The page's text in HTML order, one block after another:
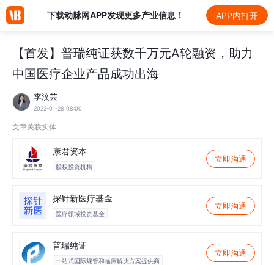
下载动脉网APP发现更多产业信息！ APP内打开
【首发】普瑞纯证获数千万元A轮融资，助力
中国医疗企业产品成功出海
李汶芸
2022-01-28 08:00
文章关联实体
康君资本
股权投资机构
立即沟通
探针新医疗基金
医疗领域投资基金
立即沟通
普瑞纯证
一站式国际规管和临床解决方案提供商
立即沟通